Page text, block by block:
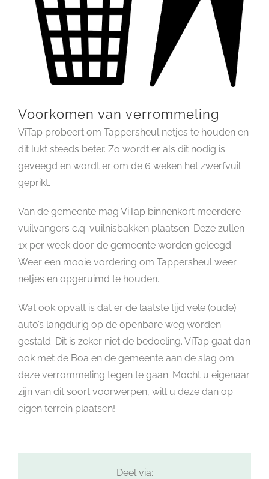
Voorkomen van verrommeling
ViTap probeert om Tappersheul netjes te houden en
dit lukt steeds beter. Zo wordt er als dit nodig is
geveegd en wordt er om de 6 weken het zwerfvuil
geprikt.
Van de gemeente mag ViTap binnenkort meerdere
vuilvangers c.q. vuilnisbakken plaatsen. Deze zullen
1x per week door de gemeente worden geleegd.
Weer een mooie vordering om Tappersheul weer
netjes en opgeruimd te houden.
Wat ook opvalt is dat er de laatste tijd vele (oude)
auto’s langdurig op de openbare weg worden
gestald. Dit is zeker niet de bedoeling. ViTap gaat dan
ook met de Boa en de gemeente aan de slag om
deze verrommeling tegen te gaan. Mocht u eigenaar
zijn van dit soort voorwerpen, wilt u deze dan op
eigen terrein plaatsen!
Deel via: